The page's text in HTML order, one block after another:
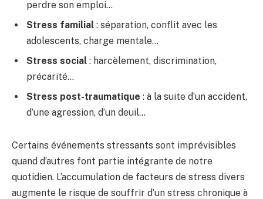
perdre son emploi…
Stress familial : séparation, conflit avec les
adolescents, charge mentale…
Stress social : harcèlement, discrimination,
précarité…
Stress post-traumatique : à la suite d’un accident,
d’une agression, d’un deuil…
Certains événements stressants sont imprévisibles
quand d’autres font partie intégrante de notre
quotidien. L’accumulation de facteurs de stress divers
augmente le risque de souffrir d’un stress chronique à